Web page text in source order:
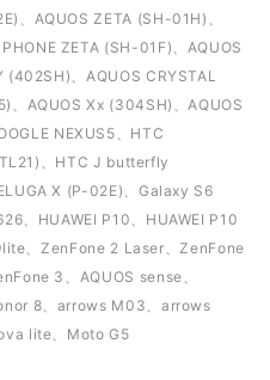
、AQUOS ZETA (SH-01H)、
ZETA (SH-01F)、AQUOS
、AQUOS CRYSTAL
、AQUOS Xx (304SH)、AQUOS
NEXUS5、HTC
、HTC J butterfly
X (P-02E)、Galaxy S6
、HUAWEI P10、HUAWEI P10
、ZenFone 2 Laser、ZenFone
3、AQUOS sense、
8、arrows M03、arrows
lite、Moto G5